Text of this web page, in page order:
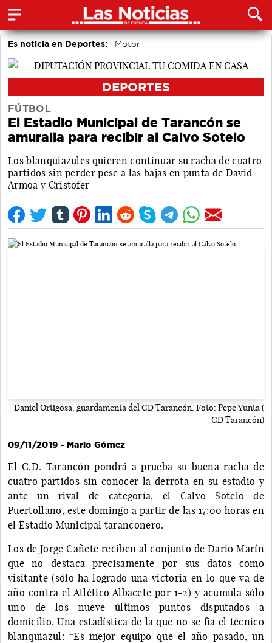
Es noticia en Deportes: Motor
DEPORTES
FÚTBOL
El Estadio Municipal de Tarancón se
amuralla para recibir al Calvo Sotelo
Los blanquiazules quieren continuar su racha de cuatro
partidos sin perder pese a las bajas en punta de David
Armoa y Cristofer
Daniel Ortigosa, guardamenta del CD Tarancón. Foto: Pepe Yunta (
CD Tarancón)
09/11/2019 - Mario Gómez
El C.D. Tarancón pondrá a prueba su buena racha de
cuatro partidos sin conocer la derrota en su estadio y
ante un rival de categoría, el Calvo Sotelo de
Puertollano, este domingo a partir de las 17:00 horas en
el Estadio Municipal taranconero.
Los de Jorge Cañete reciben al conjunto de Dario Marín
que no destaca precisamente por sus datos como
visitante (sólo ha logrado una victoria en lo que va de
año contra el Atlético Albacete por 1-2) y acumula sólo
uno de los nueve últimos puntos disputados a
domicilio. Una estadística de la que no se fia el técnico
blanquiazul: “Es mejor equipo que el año pasado, un